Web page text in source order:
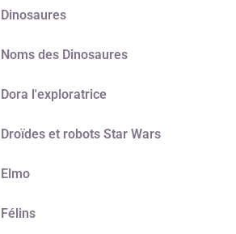
Dinosaures
Noms des Dinosaures
Dora l'exploratrice
Droïdes et robots Star Wars
Elmo
Félins